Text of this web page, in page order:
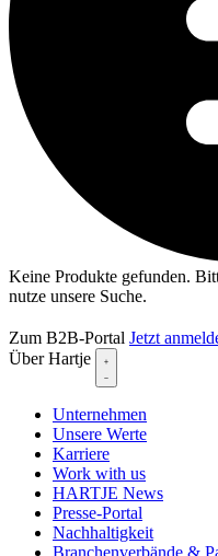
Keine Produkte gefunden.
nutze unsere Suche.
Zum B2B-Portal Jetzt
Über Hartje
Unternehmen
Unsere Werte
Karriere
Work with us
HARTJE News
Presse-Portal
Nachhaltigkeit
Branchenverbände &